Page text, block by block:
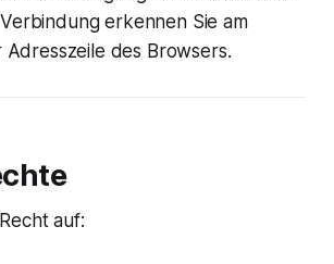
erkennen Sie am
Adresszeile des Browsers.
auf: